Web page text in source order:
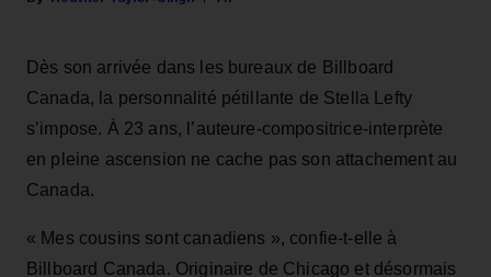
Dès son arrivée dans les bureaux de Billboard
Canada, la personnalité pétillante de Stella Lefty
s’impose. À 23 ans, l’auteure-compositrice-interprète
en pleine ascension ne cache pas son attachement au
Canada.
« Mes cousins sont canadiens », confie-t-elle à
Billboard Canada. Originaire de Chicago et désormais